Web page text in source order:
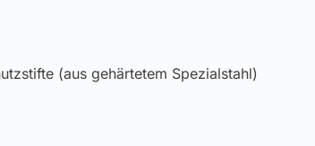
(aus gehärtetem Spezialstahl)